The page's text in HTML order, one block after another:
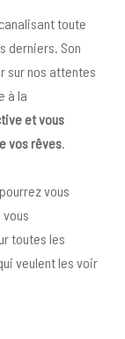
toute
derniers. Son
sur nos attentes
à la
et vous
vos rêves.
vous
toutes les
veulent les voir